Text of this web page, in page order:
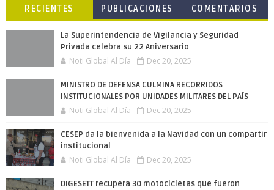
RECIENTES
PUBLICACIONES
COMENTARIOS
La Superintendencia de Vigilancia y Seguridad
Privada celebra su 22 Aniversario
Noti Global Al Día Dec 20, 2025
MINISTRO DE DEFENSA CULMINA RECORRIDOS
INSTITUCIONALES POR UNIDADES MILITARES DEL PAÍS
Noti Global Al Día Dec 20, 2025
CESEP da la bienvenida a la Navidad con un compartir
institucional
Noti Global Al Día Dec 20, 2025
DIGESETT recupera 30 motocicletas que fueron